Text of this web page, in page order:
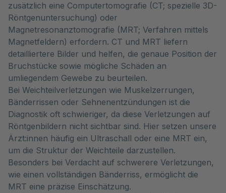
zusätzlich eine Computertomografie (CT; spezielle 3D-
Röntgenuntersuchung) oder
Magnetresonanztomografie (MRT; Verfahren mittels
Magnetfeldern) erfordern. CT und MRT liefern
detailliertere Bilder und helfen, die genaue Position der
Bruchstücke sowie mögliche Schäden an
umliegendem Gewebe zu beurteilen.
Bei Weichteilverletzungen wie Muskelzerrungen,
Bänderrissen oder Sehnenentzündungen ist die
Diagnostik oft schwieriger, da diese Verletzungen auf
Röntgenbildern nicht sichtbar sind. Hier setzen unsere
Ärzt:innen häufig ein Ultraschall oder eine MRT ein,
um die Struktur der Weichteile darzustellen.
Besonders bei Verdacht auf schwerere Verletzungen,
wie einen vollständigen Bänderriss, ermöglicht die
MRT eine präzise Einschätzung.